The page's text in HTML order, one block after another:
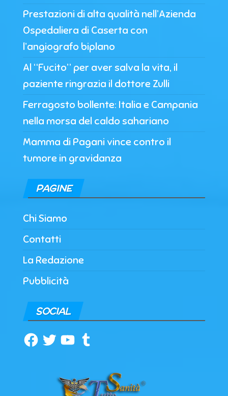
Prestazioni di alta qualità nell’Azienda
Ospedaliera di Caserta con
l’angiografo biplano
Al “Fucito” per aver salva la vita, il
paziente ringrazia il dottore Zulli
Ferragosto bollente: Italia e Campania
nella morsa del caldo sahariano
Mamma di Pagani vince contro il
tumore in gravidanza
PAGINE
Chi Siamo
Contatti
La Redazione
Pubblicità
SOCIAL
Facebook
TwitterYouTubeTumblr